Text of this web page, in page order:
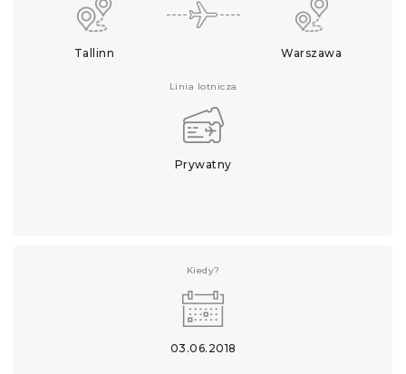
Tallinn Warszawa
Linia lotnicza
Prywatny
Kiedy?
03.06.2018